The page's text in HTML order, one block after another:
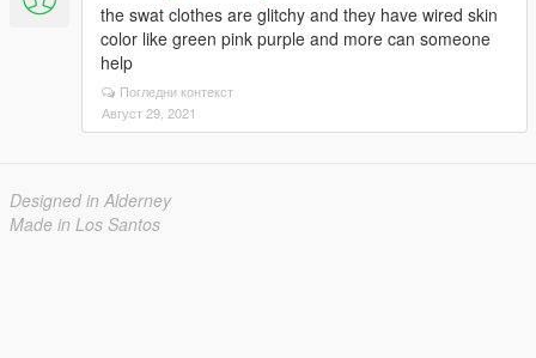
the swat clothes are glitchy and they have wired skin
color like green pink purple and more can someone
help
Погледни контекст
Август 29, 2021
Designed in Alderney
Made in Los Santos